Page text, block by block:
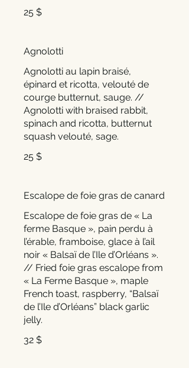
25 $
Agnolotti
Agnolotti au lapin braisé,
épinard et ricotta, velouté de
courge butternut, sauge. //
Agnolotti with braised rabbit,
spinach and ricotta, butternut
squash velouté, sage.
25 $
Escalope de foie gras de canard
Escalope de foie gras de « La
ferme Basque », pain perdu à
l’érable, framboise, glace à l’ail
noir « Balsaï de l’Ile d’Orléans ».
// Fried foie gras escalope from
« La Ferme Basque », maple
French toast, raspberry, “Balsaï
de l’Ile d’Orléans” black garlic
jelly.
32 $